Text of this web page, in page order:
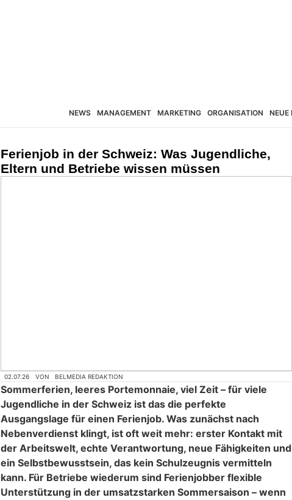
NEWS MANAGEMENT MARKETING ORGANISATION NEUE
Ferienjob in der Schweiz: Was Jugendliche,
Eltern und Betriebe wissen müssen
02.07.26 VON BELMEDIA REDAKTION
Sommerferien, leeres Portemonnaie, viel Zeit – für viele
Jugendliche in der Schweiz ist das die perfekte
Ausgangslage für einen Ferienjob. Was zunächst nach
Nebenverdienst klingt, ist oft weit mehr: erster Kontakt mit
der Arbeitswelt, echte Verantwortung, neue Fähigkeiten und
ein Selbstbewusstsein, das kein Schulzeugnis vermitteln
kann. Für Betriebe wiederum sind Ferienjobber flexible
Unterstützung in der umsatzstarken Sommersaison – wenn